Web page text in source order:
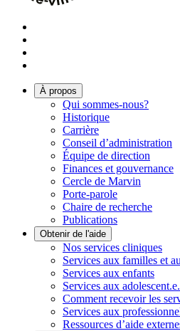
À propos
Qui sommes-nous?
Historique
Carrière
Conseil d’administration
Équipe de direction
Finances et gouvernance
Cercle de Marvin
Porte-parole
Chaire de recherche
Publications
Obtenir de l'aide
Nos services cliniques
Services aux familles et
Services aux enfants
Services aux
Comment recevoir les
Services aux
Ressources d’aide